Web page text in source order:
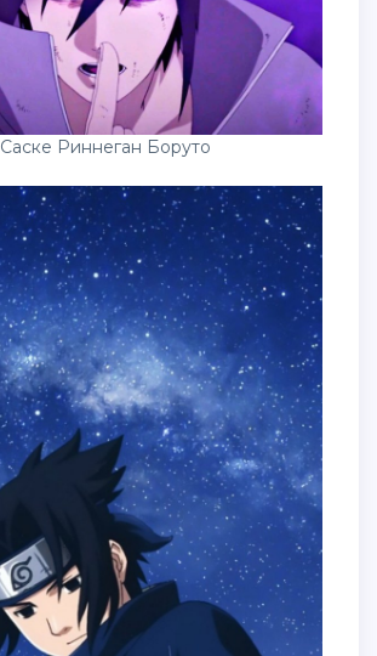
Саске Риннеган Боруто